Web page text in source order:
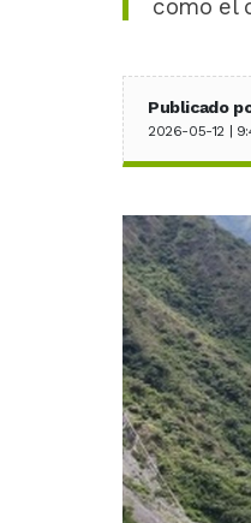
como el
Publicado
2026-05-12 |